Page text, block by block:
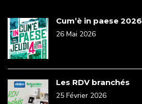
Cum’è in paese 2026
26 Mai 2026
Les RDV branchés
25 Février 2026